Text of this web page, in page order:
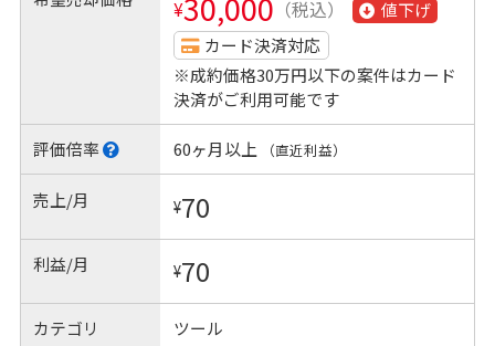
¥30,000 （税込）
値下げ
カード決済対応
※成約価格30万円以下の案件はカード
決済がご利用可能です
評価倍率 60ヶ月以上 （直近利益）
売上/月 ¥70
利益/月 ¥70
カテゴリ ツール